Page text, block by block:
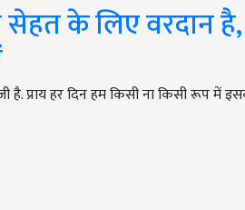
के लिए वरदान
है. प्राय हर दिन हम किसी ना किसी रूप में